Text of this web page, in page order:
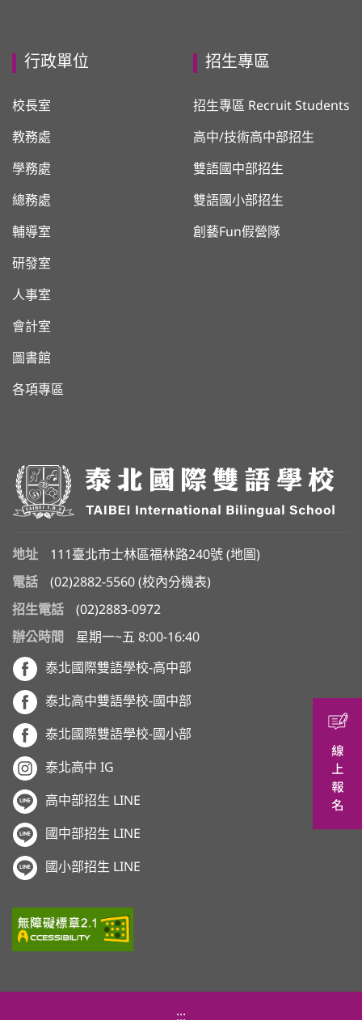
行政單位
校長室
教務處
學務處
總務處
輔導室
研發室
人事室
會計室
圖書館
各項專區
招生專區
招生專區 Recruit Students
高中/技術高中部招生
雙語國中部招生
雙語國小部招生
創藝Fun假營隊
地址 111臺北市士林區福林路240號 (地圖 )
電話
(02)2882-5560 (校內分機表)
招生電話
(02)2883-0972
辦公時間
星期一~五 8:00-16:40
泰北國際雙語學校-高中部
泰北高中雙語學校-國中部
泰北國際雙語學校-國小部
泰北高中 IG
高中部招生 LINE
國中部招生 LINE
國小部招生 LINE
:::